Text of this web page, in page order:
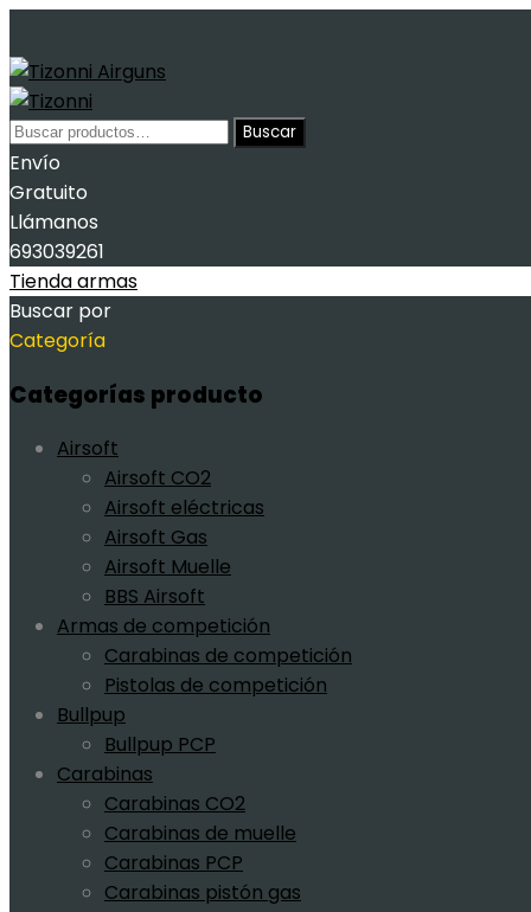
Buscar
por:
Buscar
Envío
Gratuito
Llámanos
693039261
Tienda armas
Buscar por
Categoría
Categorías producto
Airsoft
Airsoft CO2
Airsoft eléctricas
Airsoft Gas
Airsoft Muelle
BBS Airsoft
Armas de competición
Carabinas de competición
Pistolas de competición
Bullpup
Bullpup PCP
Carabinas
Carabinas CO2
Carabinas de muelle
Carabinas PCP
Carabinas pistón gas